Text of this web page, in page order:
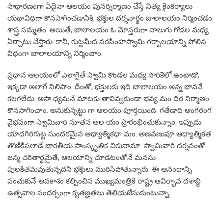
సాధారణంగా ఏదైనా ఆలయం పునర్నిర్మాణం చేస్తే నిత్య కైంకర్యాలు
యథావిధిగా కొనసాగించడానికి, భక్తుల దర్శనార్థం బాలాలయం నిర్మించడం
శాస్త్ర సమ్మతం. అయితే, బాలాలయం ఓ మోస్తరుగా నాలుగు గోడల మధ్య
ఏర్పాటు చేస్తారు. కానీ, గుట్టమీద నరసింహస్వామి గర్భాలయాన్ని పోలిన
విధంగా బాలాలయాన్ని నిర్మించాం.
ప్రధాన ఆలయంలో ఎలాగైతే స్వామి కొండల మధ్య సొరికెలో ఉంటాడో,
ఇక్కడా అలాగే నిలిపాం. దీంతో, భక్తులకు ఇది బాలాలయం అన్న భావనే
కలగలేదు. అసా ధ్యమనే మాటకు తావివ్వకుండా భవ్య మం దిర నిర్మాణం
కొనసాగించాం. అనుకున్నట్టు గా ఆలయం పూర్తయింది. గతేడాది అంగరంగ
వైభవంగా స్వామివారి నూతన ఆల యం ప్రారంభించుకున్నాం. ఇప్పుడు
యాదగిరిగుట్ట సుందరమైన ఆధ్యాత్మికధా మం. అణవణువూ ఆధ్యాత్మికత
తొణికిసలాడే భారతీయ సాంస్కృతిక చిరునామా. స్వామివారి దర్శనంతో
జన్మ చరితార్థమైతే, ఆలయాన్ని చూడటంతోనే మనసు
పులకితమవుతున్నదని భక్తులు మురిసిపోతున్నారు. ఈ ఆనందాన్ని
పంచుకునే అవకాశం కల్పించిన ముఖ్యమంత్రికి రాష్ట్ర ఆవిర్భావ దశాబ్ది
ఉత్సవాల సందర్భంగా కృతజ్ఞతలు తెలియజేసుకుంటున్నా.